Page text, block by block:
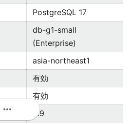
PostgreSQL 17
db-g1-small
(Enterprise)
asia-northeast1
有効
有効
3.9
more_horiz